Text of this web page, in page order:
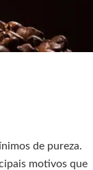
de pureza.
motivos que